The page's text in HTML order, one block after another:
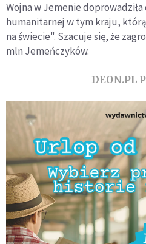
Wojna w Jemenie
humanitarnej w tym kraju,
na świecie". Szacuje się, że
mln Jemeńczyków.
DEON.PL